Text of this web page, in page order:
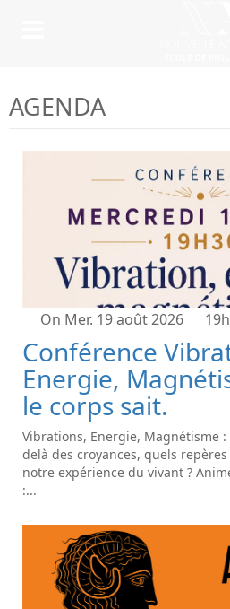
AGENDA
On Mer. 19 août 2026
Conférence
Energie,
le corps sait.
Vibrations, Energie, Magnétisme
delà des croyances, quels
notre expérience du vivant ?
:...